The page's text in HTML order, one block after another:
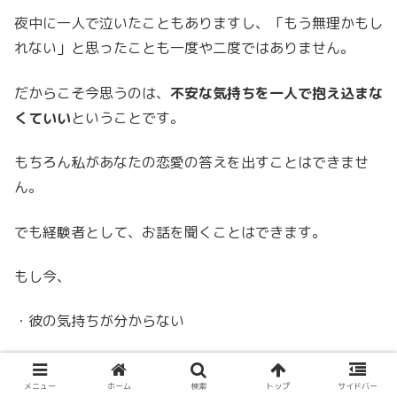
夜中に一人で泣いたこともありますし、「もう無理かもし
れない」と思ったことも一度や二度ではありません。
だからこそ今思うのは、 不安な気持ちを一人で抱え込まな
くていいということです。
もちろん私があなたの恋愛の答えを出すことはできませ
ん。
でも経験者として、お話を聞くことはできます。
もし今、
・彼の気持ちが分からない
・遠距離恋愛を続けるべきか悩んでいる
メニュー ホーム 検索 トップ サイドバー